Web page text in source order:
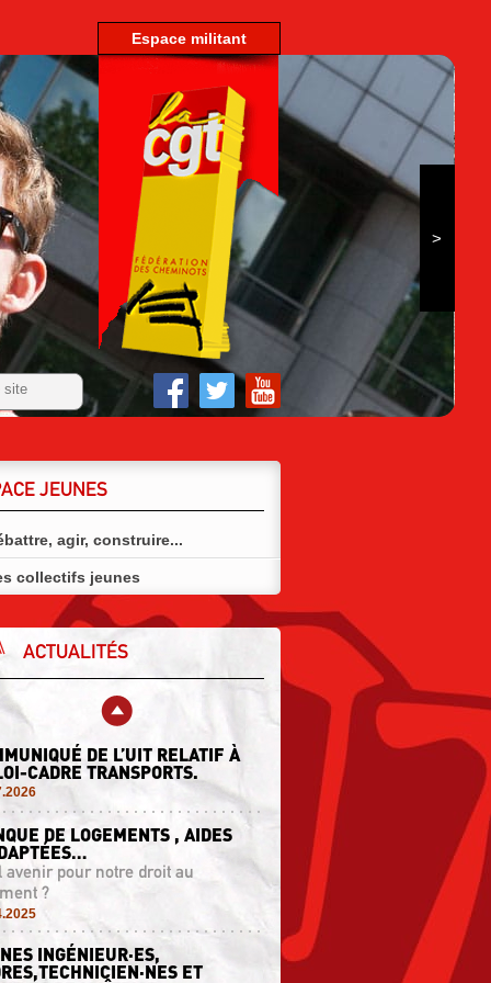
espace militant
JEUNES
agir, construire...
collectifs jeunes
ACTUALITÉS
DE L’UIT RELATIF À
CADRE TRANSPORTS.
DE LOGEMENTS , AIDES
avenir pour notre droit au
?
INGÉNIEUR·ES,
ET